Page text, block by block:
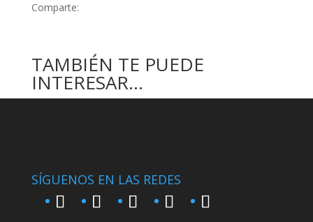
Comparte:
TAMBIÉN TE PUEDE
INTERESAR…
SÍGUENOS EN LAS REDES